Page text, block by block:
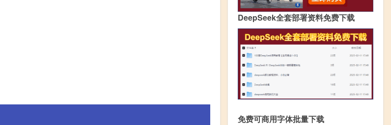
DeepSeek全套部署资料免费下载
免费可商用字体批量下载